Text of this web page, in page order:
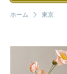
ホーム 東京